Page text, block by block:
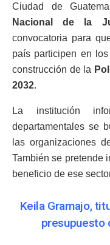
Ciudad de
Nacional de la
convocatoria para
país participen en
construcción de la
2032.
La institución
departamentales se
las organizaciones
También se pretende
beneficio de ese
Keila Gramajo,
presupuesto